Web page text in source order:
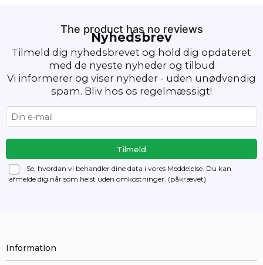
The product has no reviews
Nyhedsbrev
Tilmeld dig nyhedsbrevet og hold dig opdateret
med de nyeste nyheder og tilbud
Vi informerer og viser nyheder - uden unødvendig
spam. Bliv hos os regelmæssigt!
Se, hvordan vi behandler dine data i vores Meddelelse. Du kan
afmelde dig når som helst uden omkostninger. (påkrævet)
Information